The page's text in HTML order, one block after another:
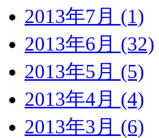
2013年7月 (1)
2013年6月 (32)
2013年5月 (5)
2013年4月 (4)
2013年3月 (6)